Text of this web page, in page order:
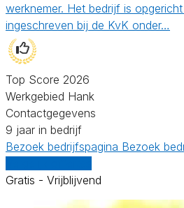
werknemer. Het bedrijf is
ingeschreven bij de KvK onder…
Top Score 2026
Werkgebied Hank
Contactgegevens
9 jaar in bedrijf
Bezoek bedrijfspagina Bezoek
Gratis - Vrijblijvend